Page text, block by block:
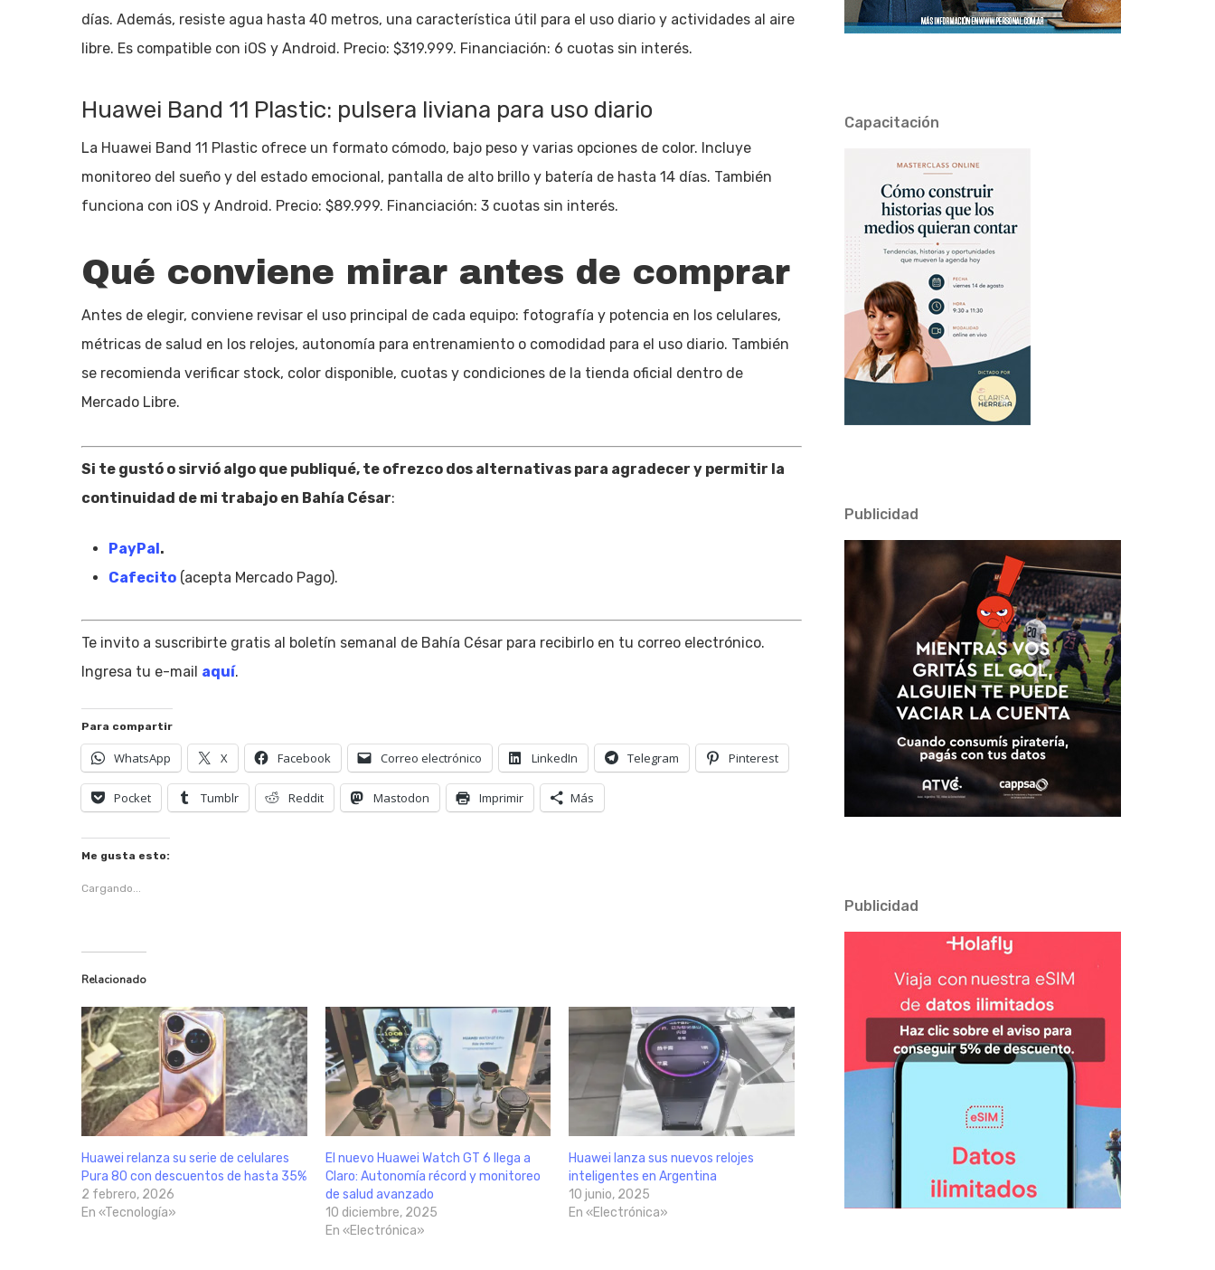
días. Además, resiste agua hasta 40 metros, una característica útil para el uso diario y actividades al aire
libre. Es compatible con iOS y Android. Precio: $319.999. Financiación: 6 cuotas sin interés.
Huawei Band 11 Plastic: pulsera liviana para uso diario
La Huawei Band 11 Plastic ofrece un formato cómodo, bajo peso y varias opciones de color. Incluye
monitoreo del sueño y del estado emocional, pantalla de alto brillo y batería de hasta 14 días. También
funciona con iOS y Android. Precio: $89.999. Financiación: 3 cuotas sin interés.
Qué conviene mirar antes de comprar
Antes de elegir, conviene revisar el uso principal de cada equipo: fotografía y potencia en los celulares,
métricas de salud en los relojes, autonomía para entrenamiento o comodidad para el uso diario. También
se recomienda verificar stock, color disponible, cuotas y condiciones de la tienda oficial dentro de
Mercado Libre.
Si te gustó o sirvió algo que publiqué, te ofrezco dos alternativas para agradecer y permitir la
continuidad de mi trabajo en Bahía César:
PayPal.
Cafecito (acepta Mercado Pago).
Te invito a suscribirte gratis al boletín semanal de Bahía César para recibirlo en tu correo electrónico.
Ingresa tu e-mail aquí.
Para compartir
WhatsApp X Facebook Correo electrónico LinkedIn Telegram Pinterest
Pocket Tumblr Reddit Mastodon Imprimir Más
Me gusta esto:
Cargando...
Relacionado
Huawei relanza su serie de celulares
Pura 80 con descuentos de hasta 35%
2 febrero, 2026
En «Tecnología»
El nuevo Huawei Watch GT 6 llega a
Claro: Autonomía récord y monitoreo
de salud avanzado
10 diciembre, 2025
En «Electrónica»
Huawei lanza sus nuevos relojes
inteligentes en Argentina
10 junio, 2025
En «Electrónica»
Capacitación
Publicidad
Publicidad